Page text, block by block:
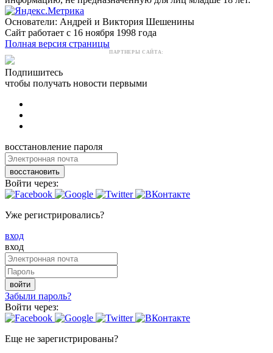
Основатели: Андрей и Виктория Шешенины
Сайт работает с 16 ноября 1998 года
Полная версия страницы
ПАРТНЕРЫ САЙТА:
Подпишитесь
чтобы получать новости первыми
восстановление пароля
восстановить
Войти через:
Уже регистрировались?
вход
вход
войти
Забыли пароль?
Войти через:
Еще не зарегистрированы?